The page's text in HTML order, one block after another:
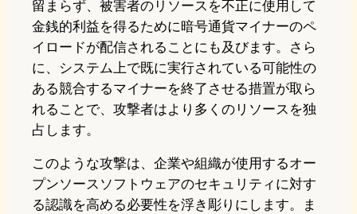
留まらず、被害者のリソースを不正に使用して
金銭的利益を得るために暗号通貨マイナーのペ
イロードが配信されることにも及びます。さら
に、システム上で既に実行されている可能性の
ある競合するマイナーを終了させる措置が取ら
れることで、攻撃者はより多くのリソースを独
占します。
このような攻撃は、企業や組織が使用するオー
プンソースソフトウェアのセキュリティに対す
る認識を高める必要性を浮き彫りにします。ま